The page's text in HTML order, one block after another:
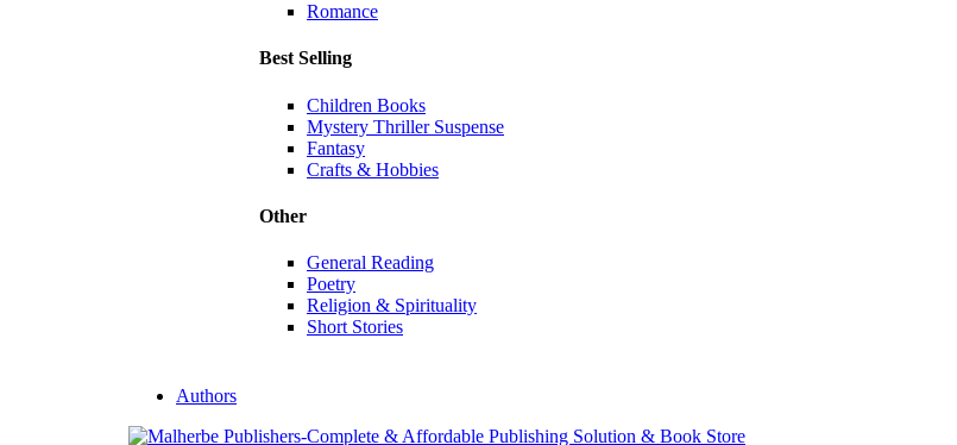
Romance
Best Selling
Children Books
Mystery Thriller Suspense
Fantasy
Crafts & Hobbies
Other
General Reading
Poetry
Religion & Spirituality
Short Stories
Authors